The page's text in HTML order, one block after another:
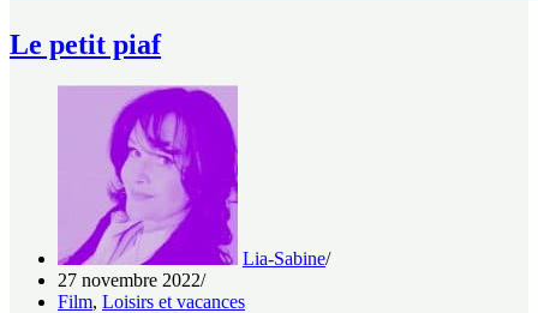
Le petit piaf
Lia-Sabine
27 novembre 2022
Film, Loisirs et vacances